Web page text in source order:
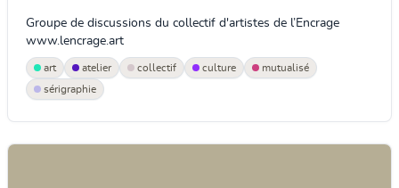
Groupe de discussions du collectif d'artistes de l’Encrage
www.lencrage.art
art atelier collectif culture
mutualisé
sérigraphie